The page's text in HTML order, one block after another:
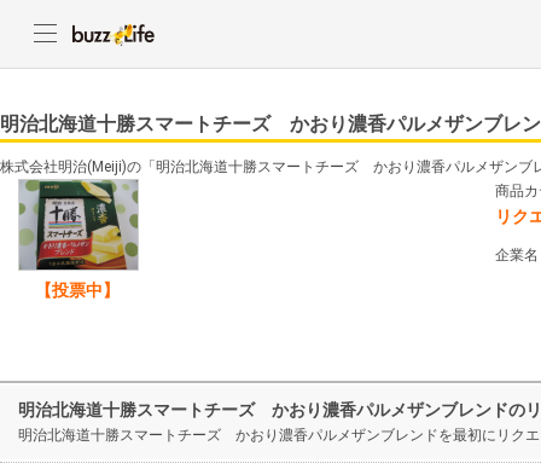
明治北海道十勝スマートチーズ かおり濃香パルメザンブレ
株式会社明治(Meiji)の「明治北海道十勝スマートチーズ かおり濃香パルメザンブ
【投票中】
商品
リク
企業
明治北海道十勝スマートチーズ かおり濃香パルメザンブレンドの
明治北海道十勝スマートチーズ かおり濃香パルメザンブレンドを最初にリク